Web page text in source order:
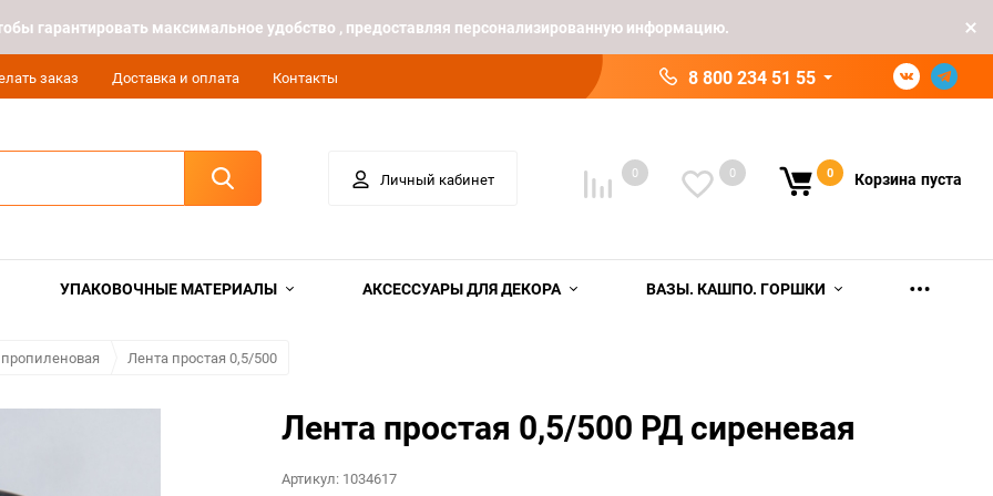
гарантировать максимальное удобство , предоставляя персонализированную информацию.
заказ Доставка и оплата Контакты 8 800 234 51 55
Личный кабинет 0 0 0 Корзина пуста
УПАКОВОЧНЫЕ МАТЕРИАЛЫ АКСЕССУАРЫ ДЛЯ ДЕКОРА ВАЗЫ. КАШПО. ГОРШКИ
Лента простая 0,5/500
Лента простая 0,5/500 РД сиреневая
Артикул: 1034617